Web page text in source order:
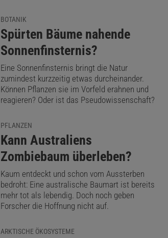
BOTANIK
:
Spürten Bäume nahende
Sonnenfinsternis?
Eine Sonnenfinsternis bringt die Natur
zumindest kurzzeitig etwas durcheinander.
Können Pflanzen sie im Vorfeld erahnen und
reagieren? Oder ist das Pseudowissenschaft?
PFLANZEN
:
Kann Australiens
Zombiebaum überleben?
Kaum entdeckt und schon vom Aussterben
bedroht: Eine australische Baumart ist bereits
mehr tot als lebendig. Doch noch geben
Forscher die Hoffnung nicht auf.
ARKTISCHE ÖKOSYSTEME